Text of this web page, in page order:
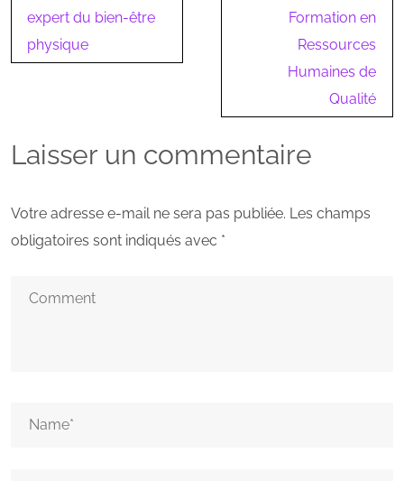
expert du bien-être
physique
Formation en
Ressources
Humaines de
Qualité
Laisser un commentaire
Votre adresse e-mail ne sera pas publiée. Les champs
obligatoires sont indiqués avec *